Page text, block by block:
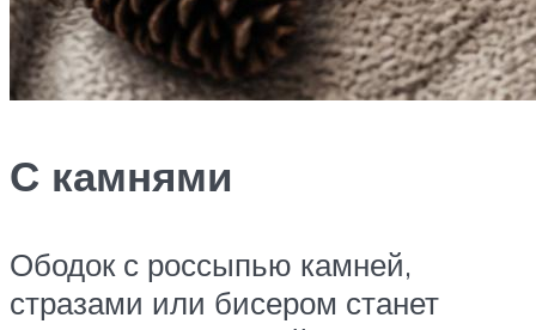
С камнями
Ободок с россыпью камней,
стразами или бисером станет